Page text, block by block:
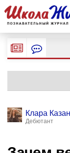
Клара
Дебютант